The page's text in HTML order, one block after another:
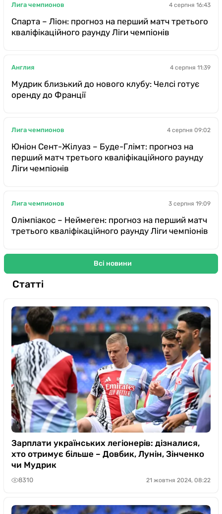
Лига чемпионов 4 серпня 16:43
Спарта – Ліон: прогноз на перший матч третього
кваліфікаційного раунду Ліги чемпіонів
Англия 4 серпня 11:39
Мудрик близький до нового клубу: Челсі готує
оренду до Франції
Лига чемпионов 4 серпня 09:02
Юніон Сент-Жілуаз – Буде-Глімт: прогноз на
перший матч третього кваліфікаційного раунду
Ліги чемпіонів
Лига чемпионов 3 серпня 19:09
Олімпіакос – Неймеген: прогноз на перший матч
третього кваліфікаційного раунду Ліги чемпіонів
Всі новини
Статті
Зарплати українських легіонерів: дізналися,
хто отримує більше – Довбик, Лунін, Зінченко
чи Мудрик
8310 21 жовтня 2024, 08:22